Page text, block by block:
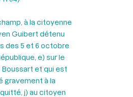
à la citoyenne
Guibert détenu
des 5 et 6 octobre
e) sur le
Boussart et qui est
gravement à la
j) au citoyen